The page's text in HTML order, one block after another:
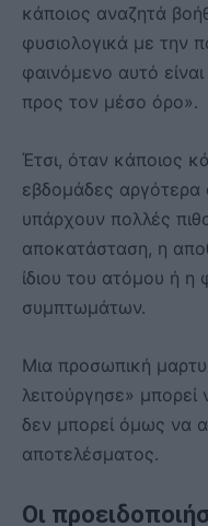
κάποιος αναζητά
φυσιολογικά με την
φαινόμενο αυτό
προς τον μέσο όρο».
Έτσι, όταν κάποιος
εβδομάδες αργότερα
υπάρχουν πολλές
αποκατάσταση, η
ίδιου του ατόμου ή η
συμπτωμάτων.
Μια προσωπική
λειτούργησε» μπορεί
δεν μπορεί όμως να
αποτελέσματος.
Οι